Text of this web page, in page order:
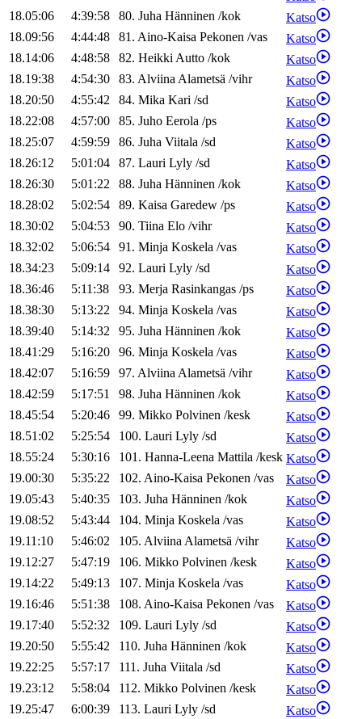
18.05:06
4:39:58 80. Juha Hänninen /kok
Katso
18.09:56
4:44:48 81. Aino-Kaisa Pekonen /vas
Katso
18.14:06
4:48:58 82. HeikkiAutto /kok
Katso
18.19:38
4:54:30 83. AlviinaAlametsä /vihr
Katso
18.20:50
4:55:42 84. Mika Kari /sd
Katso
18.22:08
4:57:00 85. Juho Eerola /ps
Katso
18.25:07
4:59:59 86. Juha Viitala /sd
Katso
18.26:12
5:01:04 87. Lauri Lyly /sd
Katso
18.26:30
5:01:22 88. Juha Hänninen /kok
Katso
18.28:02
5:02:54 89. Kaisa Garedew /ps
Katso
18.30:02
5:04:53 90. Tiina Elo /vihr
Katso
18.32:02
5:06:54 91. Minja Koskela /vas
Katso
18.34:23
5:09:14 92. Lauri Lyly /sd
Katso
18.36:46
5:11:38 93. Merja Rasinkangas /ps
Katso
18.38:30
5:13:22 94. Minja Koskela /vas
Katso
18.39:40
5:14:32 95. Juha Hänninen /kok
Katso
18.41:29
5:16:20 96. Minja Koskela /vas
Katso
18.42:07
5:16:59 97. AlviinaAlametsä /vihr
Katso
18.42:59
5:17:51 98. Juha Hänninen /kok
Katso
18.45:54
5:20:46 99. Mikko Polvinen /kesk
Katso
18.51:02
5:25:54 100. Lauri Lyly /sd
Katso
18.55:24
5:30:16 101. Hanna-Leena Mattila /kesk Katso
19.00:30
5:35:22 102. Aino-Kaisa Pekonen /vas
Katso
19.05:43
5:40:35 103. Juha Hänninen /kok
Katso
19.08:52
5:43:44 104. Minja Koskela /vas
Katso
19.11:10
5:46:02 105. AlviinaAlametsä /vihr
Katso
19.12:27
5:47:19 106. Mikko Polvinen /kesk
Katso
19.14:22
5:49:13 107. Minja Koskela /vas
Katso
19.16:46
5:51:38 108. Aino-Kaisa Pekonen /vas
Katso
19.17:40
5:52:32 109. Lauri Lyly /sd
Katso
19.20:50
5:55:42 110. Juha Hänninen /kok
Katso
19.22:25
5:57:17 111. Juha Viitala /sd
Katso
19.23:12
5:58:04 112. Mikko Polvinen /kesk
Katso
19.25:47
6:00:39 113. Lauri Lyly /sd
Katso